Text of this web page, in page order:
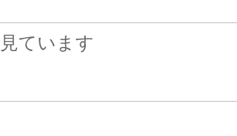
ています